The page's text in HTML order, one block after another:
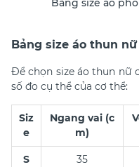
Bảng size áo
Bảng size áo thun
Để chọn size áo thun nữ
số đo cụ thể của cơ thể:​
Siz
e
Ngang vai (c
m)
S 35